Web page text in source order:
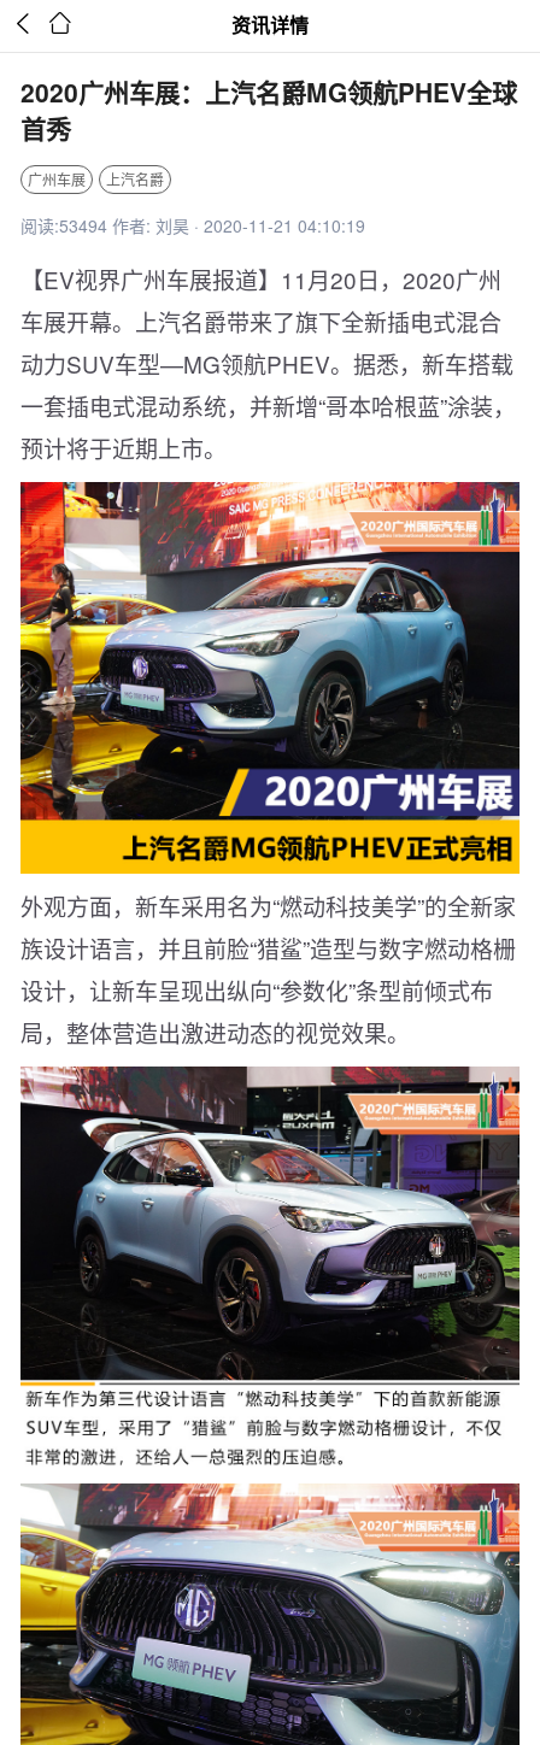
  资讯详情
2020广州车展：上汽名爵MG领航PHEV全球
首秀
广州车展 上汽名爵
阅读:53494 作者: 刘昊 · 2020-11-21 04:10:19
【EV视界广州车展报道】11月20日，2020广州
车展开幕。上汽名爵带来了旗下全新插电式混合
动力SUV车型—MG领航PHEV。据悉，新车搭载
一套插电式混动系统，并新增“哥本哈根蓝”涂装，
预计将于近期上市。
外观方面，新车采用名为“燃动科技美学”的全新家
族设计语言，并且前脸“猎鲨”造型与数字燃动格栅
设计，让新车呈现出纵向“参数化”条型前倾式布
局，整体营造出激进动态的视觉效果。